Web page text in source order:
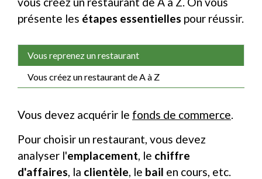
présente les étapes essentielles pour réussir.
Vous reprenez un restaurant
Vous créez un restaurant de A à Z
Vous devez acquérir le fonds de commerce.
Pour choisir un restaurant, vous devez
analyser l'emplacement , le chiffre
d'affaires , la clientèle , le bail en cours, etc.